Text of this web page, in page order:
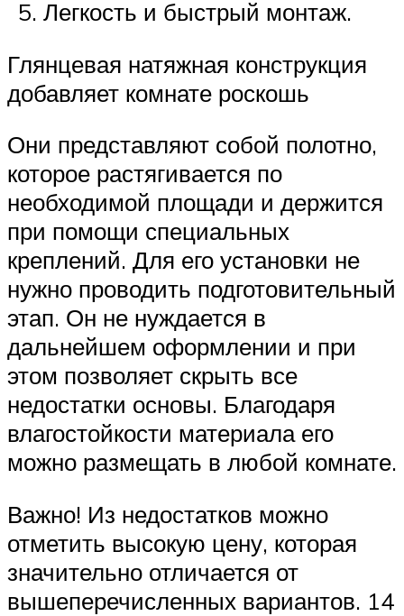
Легкость и быстрый монтаж.
Глянцевая натяжная конструкция
добавляет комнате роскошь
Они представляют собой полотно,
которое растягивается по
необходимой площади и держится
при помощи специальных
креплений. Для его установки не
нужно проводить подготовительный
этап. Он не нуждается в
дальнейшем оформлении и при
этом позволяет скрыть все
недостатки основы. Благодаря
влагостойкости материала его
можно размещать в любой комнате.
Важно! Из недостатков можно
отметить высокую цену, которая
значительно отличается от
вышеперечисленных вариантов. 14